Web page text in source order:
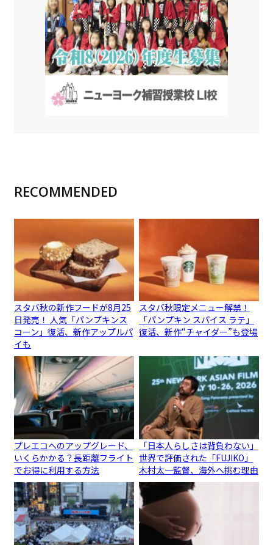
RECOMMENDED
スタバ秋の新作フードが8月25
日発売！ 人気「パンプキンス
コーン」復活、新作アップルパ
イも
スタバ秋限定メニュー解禁！
「パンプキン スパイス ラテ」
復活、新作“チャイダー”も登場
プレエコへのアップグレード、
いくらかかる？長距離フライト
でお得に利用する方法
「日本人らしさは背負わない」
世界で評価された「FUJIKO」
木村太一監督、海外へ挑む理由